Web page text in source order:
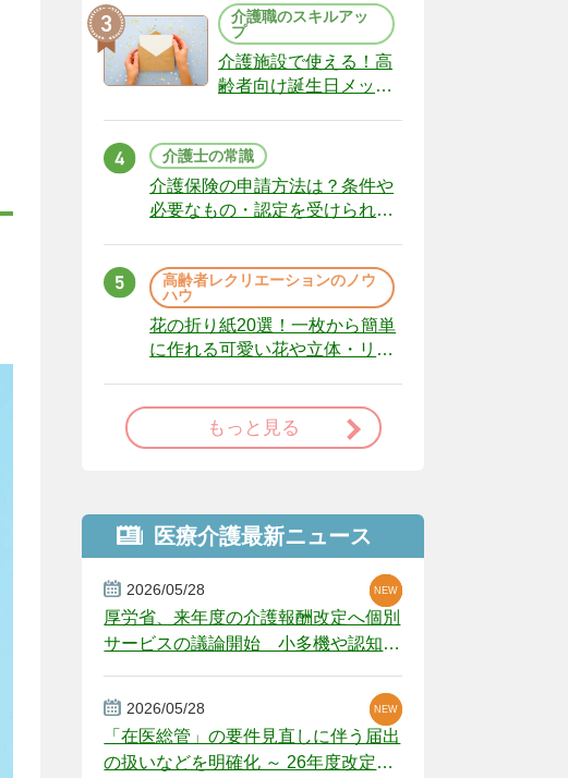
介護職のスキルアッ
プ
介護施設で使える！高
齢者向け誕生日メッセ
介護士の常識
介護保険の申請方法は？条件や
必要なもの・認定を受けられな
高齢者レクリエーションのノウ
ハウ
花の折り紙20選！一枚から簡単
に作れる可愛い花や立体・リー
もっと見る
医療介護最新ニュース
2026/05/28
厚労省、来年度の介護報酬改定へ個別
サービスの議論開始 小多機や認知症
NEW
NEW
NEW
2026/05/28
「在医総管」の要件見直しに伴う届出
の扱いなどを明確化 ～ 26年度改定疑
NEW
NEW